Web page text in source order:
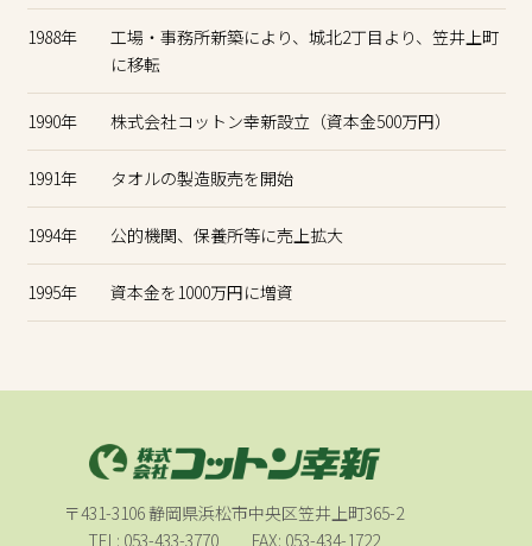
1988年
工場・事務所新築により、城北2丁目より、笠井上町
に移転
1990年 株式会社コットン幸新設立（資本金500万円）
1991年 タオルの製造販売を開始
1994年 公的機関、保養所等に売上拡大
1995年 資本金を1000万円に増資
〒431-3106 静岡県浜松市中央区笠井上町365-2
TEL: 053-433-3770 FAX: 053-434-1722